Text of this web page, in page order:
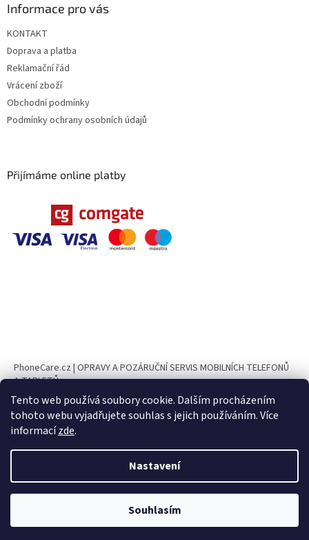
Tento web používá soubory cookie. Dalším procházením
tohoto webu vyjadřujete souhlas s jejich používáním. Více
informacízde.
Nastavení
Souhlasím
Informace pro vás
KONTAKT
Doprava a platba
Reklamační řád
Vrácení zboží
Obchodní podmínky
Podmínky ochrany osobních údajů
Přijímáme online platby
PhoneCare.cz | OPRAVY A POZÁRUČNÍ SERVIS MOBILNÍCH TELEFONŮ
A TABLETŮ
PhoneParts.cz
Vytvořil Shoptet
CELL PARTS.cz. Všechna práva vyhrazena.